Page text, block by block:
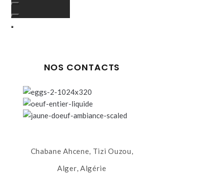
NOS CONTACTS
Chabane Ahcene, Tizi Ouzou,
Alger, Algérie